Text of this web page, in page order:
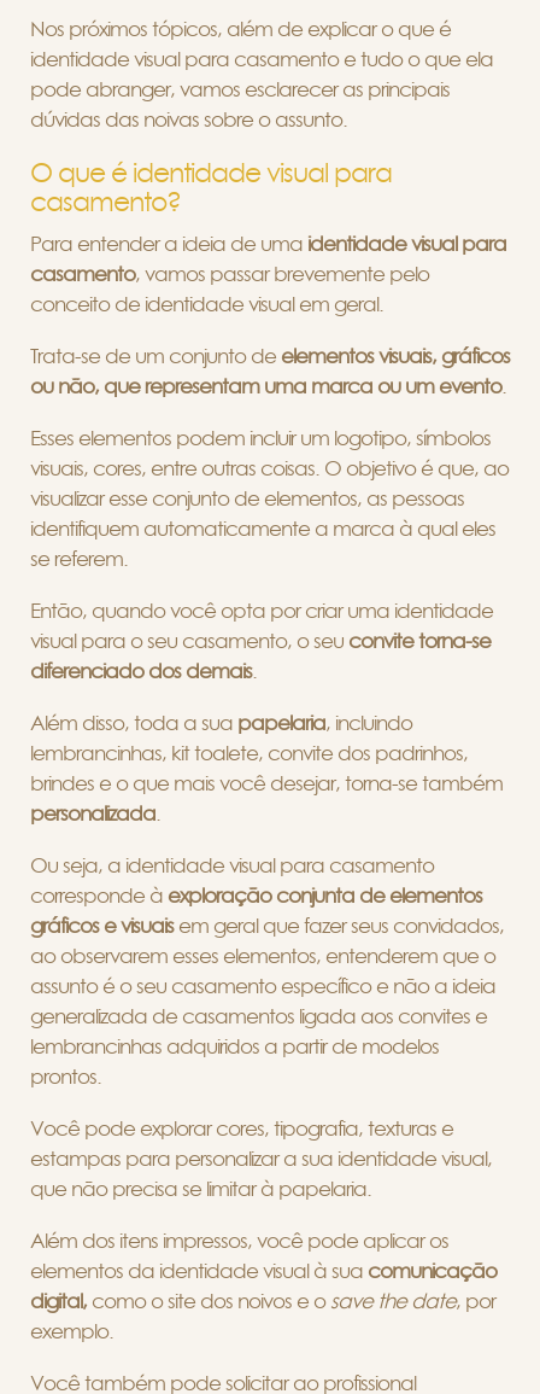
Nos próximos tópicos, além de explicar o que é
identidade visual para casamento e tudo o que ela
pode abranger, vamos esclarecer as principais
dúvidas das noivas sobre o assunto.
O que é identidade visual para
casamento?
Para entender a ideia de uma identidade visual para
casamento, vamos passar brevemente pelo
conceito de identidade visual em geral.
Trata-se de um conjunto de elementos visuais, gráficos
ou não, que representam uma marca ou um evento.
Esses elementos podem incluir um logotipo, símbolos
visuais, cores, entre outras coisas. O objetivo é que, ao
visualizar esse conjunto de elementos, as pessoas
identifiquem automaticamente a marca à qual eles
se referem.
Então, quando você opta por criar uma identidade
visual para o seu casamento, o seu convite torna-se
diferenciado dos demais.
Além disso, toda a sua papelaria, incluindo
lembrancinhas, kit toalete, convite dos padrinhos,
brindes e o que mais você desejar, torna-se também
personalizada
Ou seja, a identidade visual para casamento
corresponde à exploração conjunta de elementos
gráficos e visuais em geral que fazer seus convidados,
ao observarem esses elementos, entenderem que o
assunto é o seu casamento específico e não a ideia
generalizada de casamentos ligada aos convites e
lembrancinhas adquiridos a partir de modelos
prontos.
Você pode explorar cores, tipografia, texturas e
estampas para personalizar a sua identidade visual,
que não precisa se limitar à papelaria.
Além dos itens impressos, você pode aplicar os
elementos da identidade visual à sua comunicação
digital, como o site dos noivos e o save the date, por
exemplo.
Você também pode solicitar ao profissional